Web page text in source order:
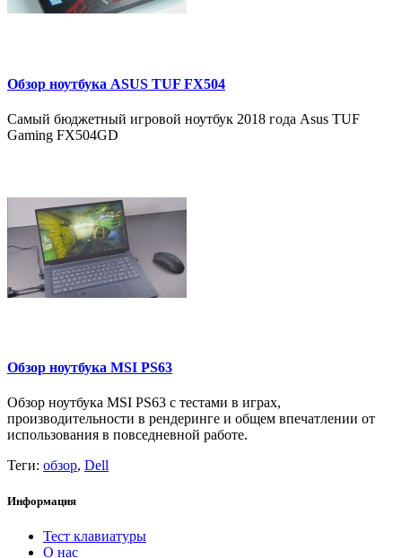
Обзор ноутбука ASUS TUF FX504
Самый бюджетный игровой ноутбук 2018 года Asus TUF
Gaming FX504GD
Обзор ноутбука MSI PS63
Обзор ноутбука MSI PS63 с тестами в играх,
производительности в рендеринге и общем впечатлении от
использования в повседневной работе.
Теги: обзор, Dell
Информация
Тест клавиатуры
О нас